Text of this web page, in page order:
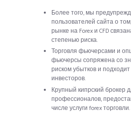
Более того, мы
пользователей сайта о
рынке на Forex и CFD
степенью риска.
Торговля фьючерсами и
фьючерсы сопряжена со
риском убытков и
инвесторов.
Крупный кипрский брокер
профессионалов,
числе услуги forex торговли.